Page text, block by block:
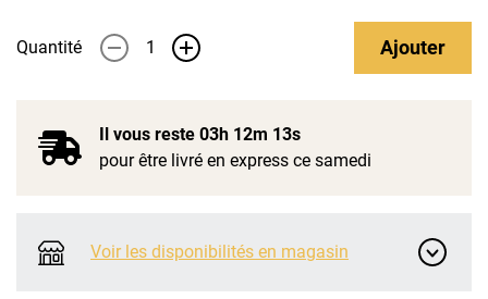
Quantité - + Ajouter
Il vous reste 03h 12m 13s
pour être livré en express ce samedi
Voir les disponibilités en magasin